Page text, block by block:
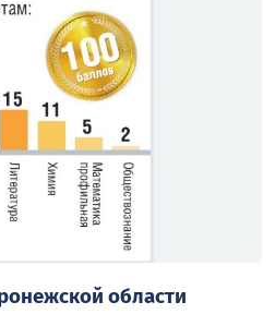
области